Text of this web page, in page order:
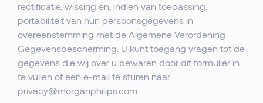
rectificatie, wissing en, indien van toepassing,
portabiliteit van hun persoonsgegevens in
overeenstemming met de Algemene Verordening
Gegevensbescherming. U kunt toegang vragen tot de
gegevens die wij over u bewaren door dit formulier in
te vullen of een e-mail te sturen naar
privacy@morganphilips.com